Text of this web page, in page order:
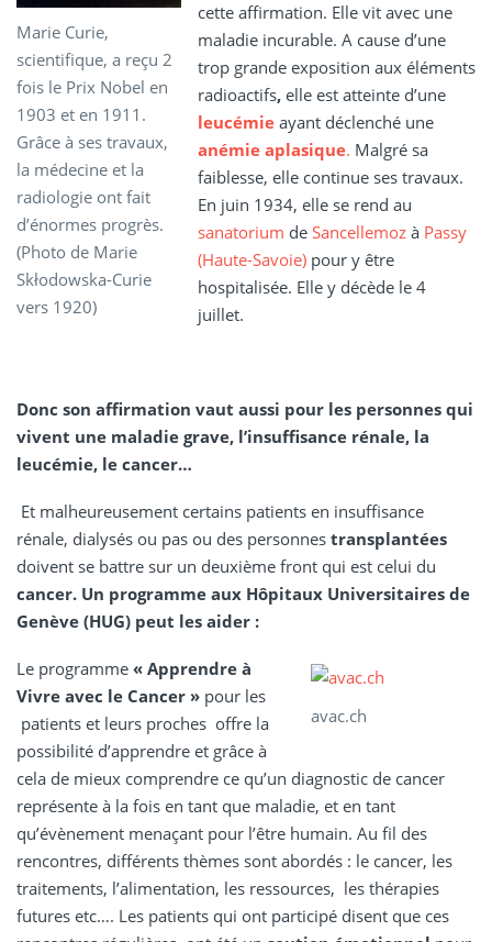
Marie Curie,
scientifique, a reçu 2
fois le Prix Nobel en
1903 et en 1911.
Grâce à ses travaux,
la médecine et la
radiologie ont fait
d’énormes progrès.
(Photo de Marie
Skłodowska-Curie
vers 1920)
cette affirmation. Elle vit avec une
maladie incurable. A cause d’une
trop grande exposition aux éléments
radioactifs, elle est atteinte d’une
leucémie ayant déclenché une
anémie aplasique. Malgré sa
faiblesse, elle continue ses travaux.
En juin 1934, elle se rend au
sanatorium de Sancellemoz à Passy
(Haute-Savoie) pour y être
hospitalisée. Elle y décède le 4
juillet.
Donc son affirmation vaut aussi pour les personnes qui
vivent une maladie grave, l’insuffisance rénale, la
leucémie, le cancer…
Et malheureusement certains patients en insuffisance
rénale, dialysés ou pas ou des personnes transplantées
doivent se battre sur un deuxième front qui est celui du
cancer. Un programme aux Hôpitaux Universitaires de
Genève (HUG) peut les aider :
avac.ch
Le programme « Apprendre à
Vivre avec le Cancer » pour les
patients et leurs proches offre la
possibilité d’apprendre et grâce à
cela de mieux comprendre ce qu’un diagnostic de cancer
représente à la fois en tant que maladie, et en tant
qu’évènement menaçant pour l’être humain. Au fil des
rencontres, différents thèmes sont abordés : le cancer, les
traitements, l’alimentation, les ressources, les thérapies
futures etc…. Les patients qui ont participé disent que ces